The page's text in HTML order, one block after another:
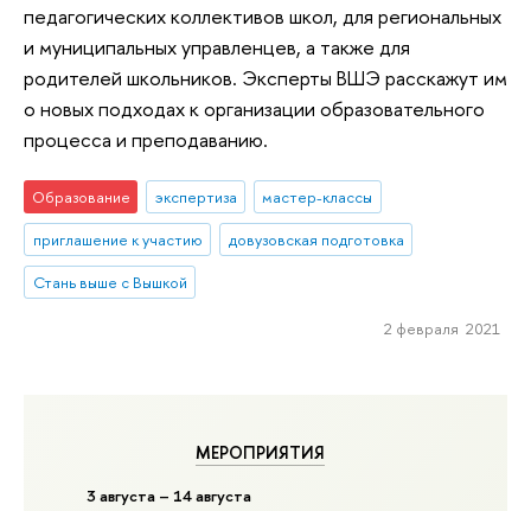
МЕРОПРИЯТИЯ
3 августа – 14 августа
педагогических коллективов школ, для региональных
и муниципальных управленцев, а также для
родителей школьников. Эксперты ВШЭ расскажут им
о новых подходах к организации образовательного
процесса и преподаванию.
Образование экспертиза
мастер-классы
приглашение к участию
довузовская подготовка
Стань выше с Вышкой
2 февраля 2021